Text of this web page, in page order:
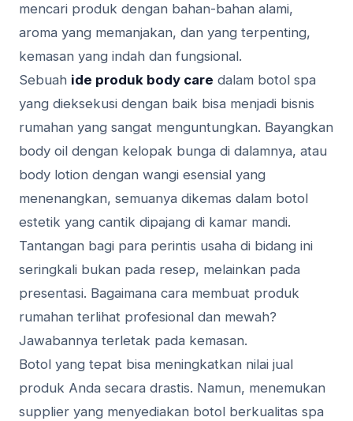
mencari produk dengan bahan-bahan alami,
aroma yang memanjakan, dan yang terpenting,
kemasan yang indah dan fungsional.
Sebuah ide produk body care dalam botol spa
yang dieksekusi dengan baik bisa menjadi bisnis
rumahan yang sangat menguntungkan. Bayangkan
body oil dengan kelopak bunga di dalamnya, atau
body lotion dengan wangi esensial yang
menenangkan, semuanya dikemas dalam botol
estetik yang cantik dipajang di kamar mandi.
Tantangan bagi para perintis usaha di bidang ini
seringkali bukan pada resep, melainkan pada
presentasi. Bagaimana cara membuat produk
rumahan terlihat profesional dan mewah?
Jawabannya terletak pada kemasan.
Botol yang tepat bisa meningkatkan nilai jual
produk Anda secara drastis. Namun, menemukan
supplier yang menyediakan botol berkualitas spa